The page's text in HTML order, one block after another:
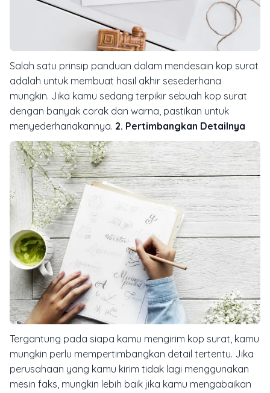
Salah satu prinsip panduan dalam mendesain kop surat
adalah untuk membuat hasil akhir sesederhana
mungkin. Jika kamu sedang terpikir sebuah kop surat
dengan banyak corak dan warna, pastikan untuk
menyederhanakannya. 2. Pertimbangkan Detailnya
Tergantung pada siapa kamu mengirim kop surat, kamu
mungkin perlu mempertimbangkan detail tertentu. Jika
perusahaan yang kamu kirim tidak lagi menggunakan
mesin faks, mungkin lebih baik jika kamu mengabaikan